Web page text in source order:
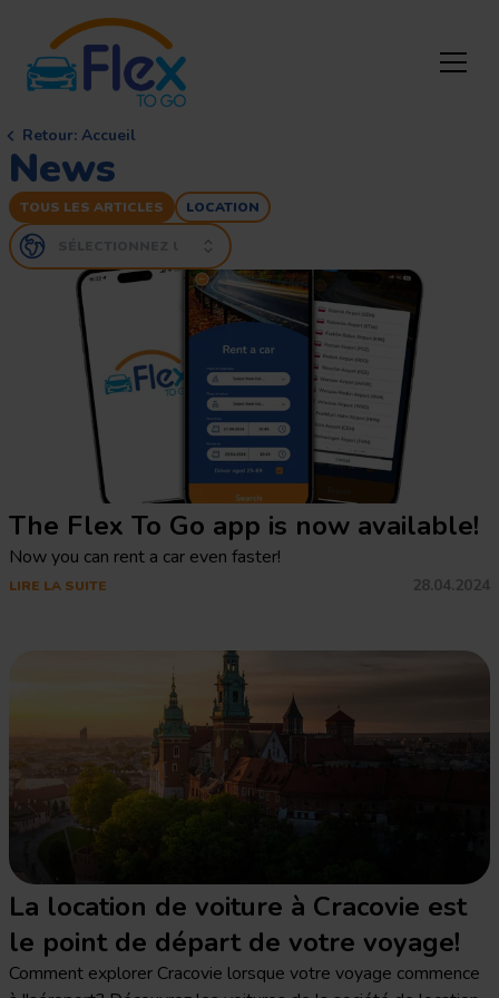
Retour: Accueil
News
TOUS LES ARTICLES LOCATION
The Flex To Go app is now available!
Now you can rent a car even faster!
LIRE LA SUITE 28.04.2024
La location de voiture à Cracovie est
le point de départ de votre voyage!
Comment explorer Cracovie lorsque votre voyage commence